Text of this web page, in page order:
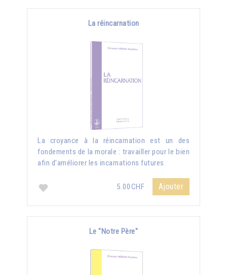
La réincarnation
La croyance à la réincarnation est un des
fondements de la morale : travailler pour le bien
afin d'améliorer les incarnations futures.
5.00CHF Ajouter
Le "Notre Père"